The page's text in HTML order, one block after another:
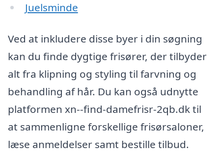
Juelsminde
Ved at inkludere disse byer i din søgning
kan du finde dygtige frisører, der tilbyder
alt fra klipning og styling til farvning og
behandling af hår. Du kan også udnytte
platformen xn--find-damefrisr-2qb.dk til
at sammenligne forskellige frisørsaloner,
læse anmeldelser samt bestille tilbud.